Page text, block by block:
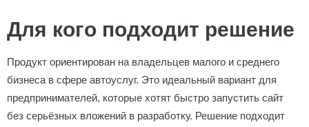
Для кого подходит решение
Продукт ориентирован на владельцев малого и среднего
бизнеса в сфере автоуслуг. Это идеальный вариант для
предпринимателей, которые хотят быстро запустить сайт
без серьёзных вложений в разработку. Решение подходит